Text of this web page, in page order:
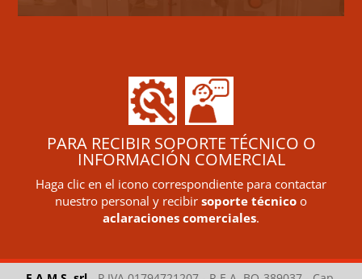
PARA RECIBIR SOPORTE TÉCNICO O
INFORMACIÓN COMERCIAL
Haga clic en el icono correspondiente para contactar
nuestro personal y recibir soporte técnico o
aclaraciones comerciales.